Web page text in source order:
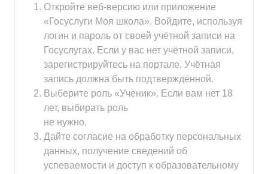
Откройте веб-версию или приложение
«Госуслуги Моя школа». Войдите, используя
логин и пароль от своей учётной записи на
Госуслугах. Если у вас нет учётной записи,
зарегистрируйтесь на портале. Учётная
запись должна быть подтверждённой.
Выберите роль «Ученик». Если вам нет 18
лет, выбирать роль
не нужно.
Дайте согласие на обработку персональных
данных, получение сведений об
успеваемости и доступ к образовательному